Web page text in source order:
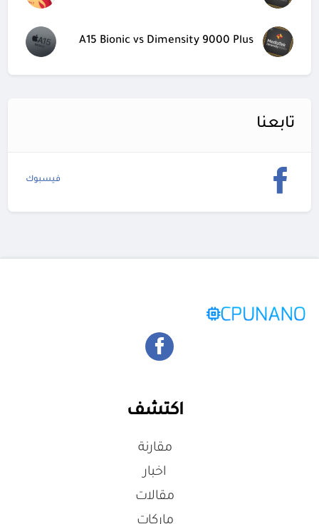
A15 Bionic vs Dimensity 9000 Plus
تابعنا
فيسبوك
اكتشف
مقارنة
اخبار
مقالات